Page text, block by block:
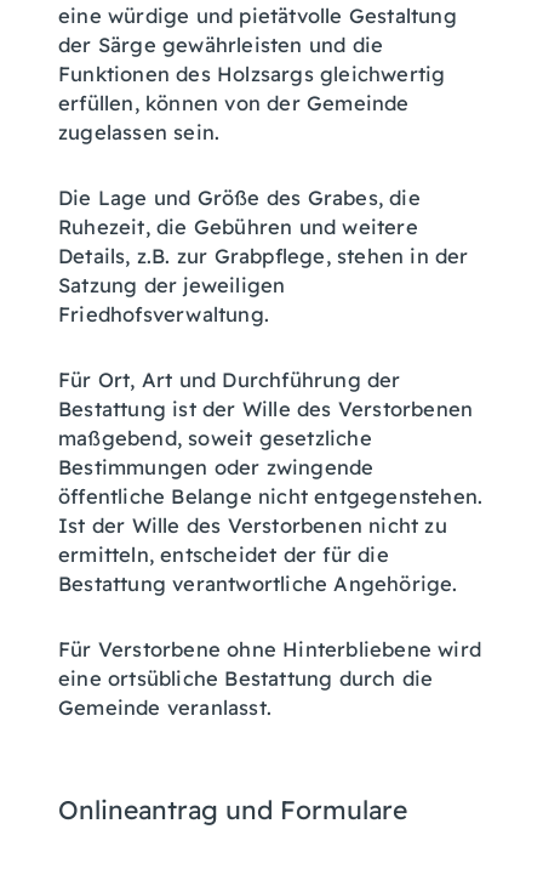
eine würdige und pietätvolle Gestaltung
der Särge gewährleisten und die
Funktionen des Holzsargs gleichwertig
erfüllen, können von der Gemeinde
zugelassen sein.
Die Lage und Größe des Grabes, die
Ruhezeit, die Gebühren und weitere
Details, z.B. zur Grabpflege, stehen in der
Satzung der jeweiligen
Friedhofsverwaltung.
Für Ort, Art und Durchführung der
Bestattung ist der Wille des Verstorbenen
maßgebend, soweit gesetzliche
Bestimmungen oder zwingende
öffentliche Belange nicht entgegenstehen.
Ist der Wille des Verstorbenen nicht zu
ermitteln, entscheidet der für die
Bestattung verantwortliche Angehörige.
Für Verstorbene ohne Hinterbliebene wird
eine ortsübliche Bestattung durch die
Gemeinde veranlasst.
Onlineantrag und Formulare